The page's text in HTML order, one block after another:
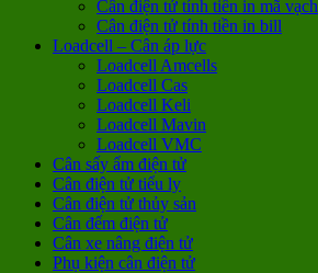
Cân điện tử tính tiền in mã vạch
Cân điện tử tính tiền in bill
Loadcell – Cân áp lực
Loadcell Amcells
Loadcell Cas
Loadcell Keli
Loadcell Mavin
Loadcell VMC
Cân sấy ẩm điện tử
Cân điện tử tiểu ly
Cân điện tử thủy sản
Cân đếm điện tử
Cân xe nâng điện tử
Phụ kiện cân điện tử